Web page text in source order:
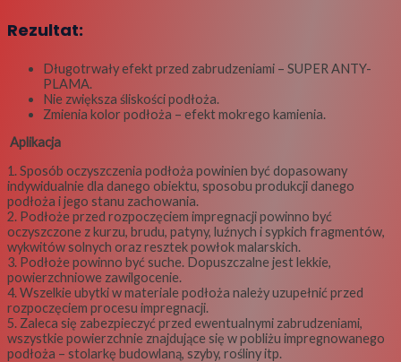
Rezultat:
Długotrwały efekt przed zabrudzeniami – SUPER ANTY-
PLAMA.
Nie zwiększa śliskości podłoża.
Zmienia kolor podłoża – efekt mokrego kamienia.
Aplikacja
1. Sposób oczyszczenia podłoża powinien być dopasowany
indywidualnie dla danego obiektu, sposobu produkcji danego
podłoża i jego stanu zachowania.
2. Podłoże przed rozpoczęciem impregnacji powinno być
oczyszczone z kurzu, brudu, patyny, luźnych i sypkich fragmentów,
wykwitów solnych oraz resztek powłok malarskich.
3. Podłoże powinno być suche. Dopuszczalne jest lekkie,
powierzchniowe zawilgocenie.
4. Wszelkie ubytki w materiale podłoża należy uzupełnić przed
rozpoczęciem procesu impregnacji.
5. Zaleca się zabezpieczyć przed ewentualnymi zabrudzeniami,
wszystkie powierzchnie znajdujące się w pobliżu impregnowanego
podłoża – stolarkę budowlaną, szyby, rośliny itp.